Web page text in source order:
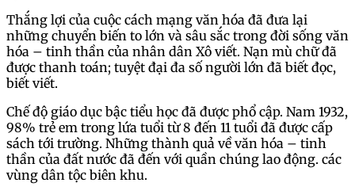
Thắng lợi của cuộc cách mạng văn hóa đã đưa lại
những chuyển biến to lớn và sâu sắc trong đời sống văn
hóa – tinh thần của nhân dân Xô viết. Nạn mù chữ đã
được thanh toán; tuyệt đại đa số người lớn đã biết đọc,
biết viết.
Chế độ giáo dục bậc tiểu học đã được phổ cập. Nam 1932,
98% trẻ em trong lứa tuổi từ 8 đến 11 tuổi đã được cấp
sách tới trường. Những thành quả về văn hóa – tinh
thần của đất nước đã đến với quần chúng lao động. các
vùng dân tộc biên khu.